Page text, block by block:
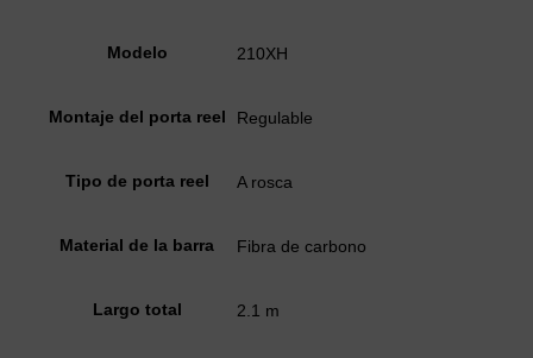
Modelo 210XH
Montaje del porta reel Regulable
Tipo de porta reel A rosca
Material de la barra Fibra de carbono
Largo total 2.1 m